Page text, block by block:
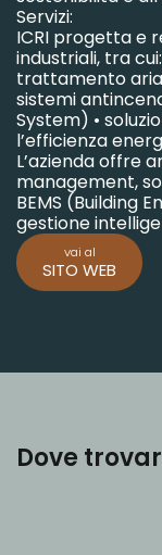
Servizi:
ICRI progetta e
industriali, tra cui:
trattamento aria
sistemi
System) •
l’efficienza
L’azienda offre
management,
BEMS (Building
gestione
vai al
SITO WEB
Dove